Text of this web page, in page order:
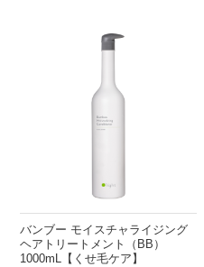
バンブー モイスチャライジング
ヘアトリートメント（BB）
1000mL【くせ毛ケア】